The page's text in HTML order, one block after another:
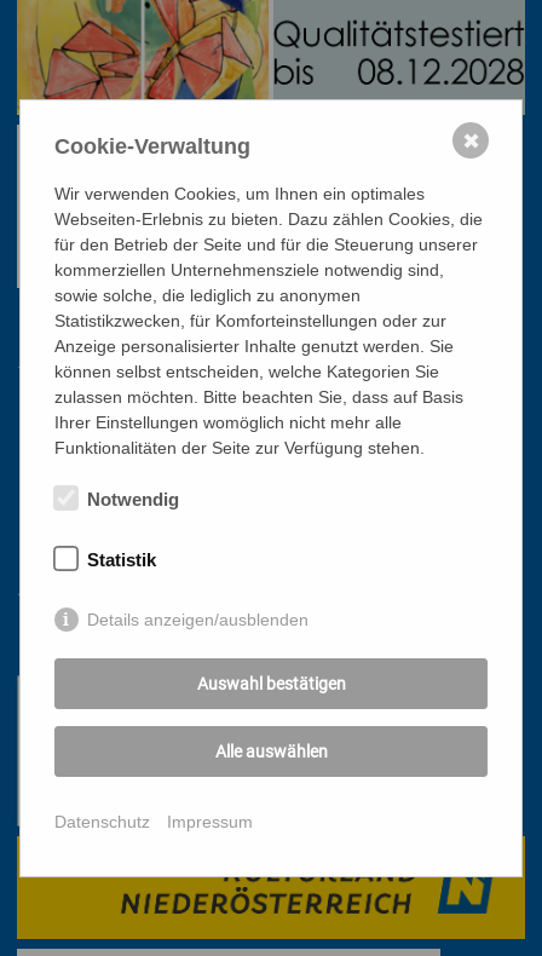
Links
HOME
NEWSLETTER
PRESSE
IMPRESSUM
AGB
Cookie-Verwaltung
Wir verwenden Cookies, um Ihnen ein optimales
Webseiten-Erlebnis zu bieten. Dazu zählen Cookies, die
für den Betrieb der Seite und für die Steuerung unserer
kommerziellen Unternehmensziele notwendig sind,
sowie solche, die lediglich zu anonymen
Statistikzwecken, für Komforteinstellungen oder zur
Anzeige personalisierter Inhalte genutzt werden. Sie
können selbst entscheiden, welche Kategorien Sie
zulassen möchten. Bitte beachten Sie, dass auf Basis
Ihrer Einstellungen womöglich nicht mehr alle
Funktionalitäten der Seite zur Verfügung stehen.
Notwendig
Statistik
Details anzeigen/ausblenden
Auswahl bestätigen
Alle auswählen
Datenschutz Impressum
✖